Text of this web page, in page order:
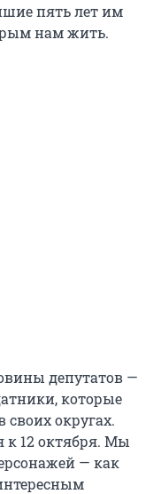
пять лет им
нам жить.
депутатов —
которые
своих округах.
к 12 октября. Мы
— как